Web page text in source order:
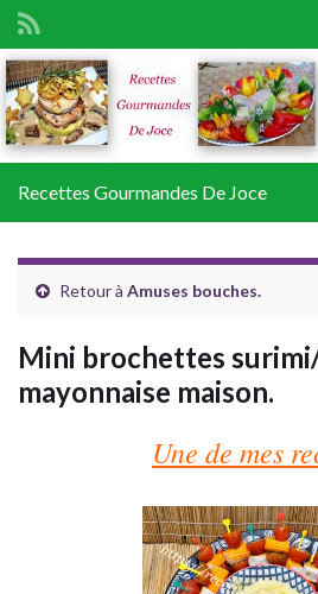
Search for:
Recettes Gourmandes De Joce
Retour à Amuses bouches.
Mini brochettes
mayonnaise maison.
Une de mes